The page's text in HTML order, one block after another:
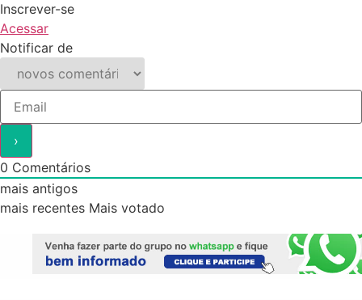
Inscrever-se
Acessar
Notificar de
0 Comentários
mais antigos
mais recentes Mais votado